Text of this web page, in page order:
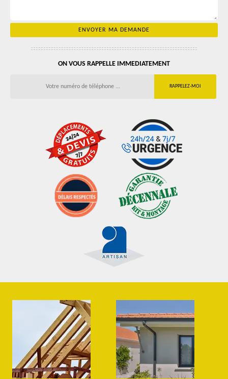
ON VOUS RAPPELLE IMMEDIATEMENT